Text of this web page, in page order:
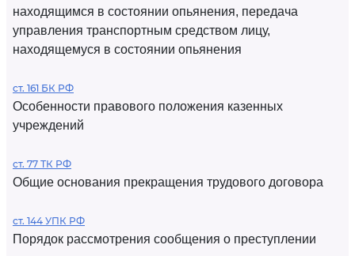
находящимся в состоянии опьянения, передача
управления транспортным средством лицу,
находящемуся в состоянии опьянения
ст. 161 БК РФ
Особенности правового положения казенных
учреждений
ст. 77 ТК РФ
Общие основания прекращения трудового договора
ст. 144 УПК РФ
Порядок рассмотрения сообщения о преступлении